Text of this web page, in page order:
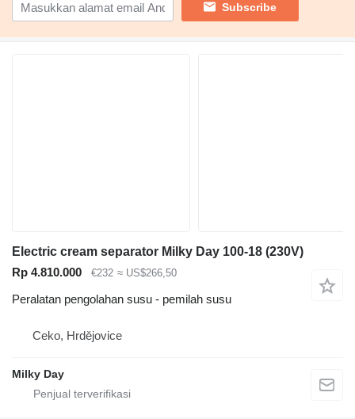
Subscribe
Electric cream separator Milky Day 100-18 (230V)
Rp 4.810.000
€232 ≈ US$266,50
Peralatan pengolahan susu - pemilah susu
Ceko, Hrdějovice
Milky Day